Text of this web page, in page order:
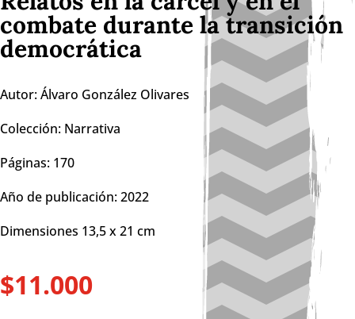
combate durante la transición
democrática
Autor: Álvaro González Olivares
Colección: Narrativa
Páginas: 170
Año de publicación: 2022
Dimensiones 13,5 x 21 cm
$11.000